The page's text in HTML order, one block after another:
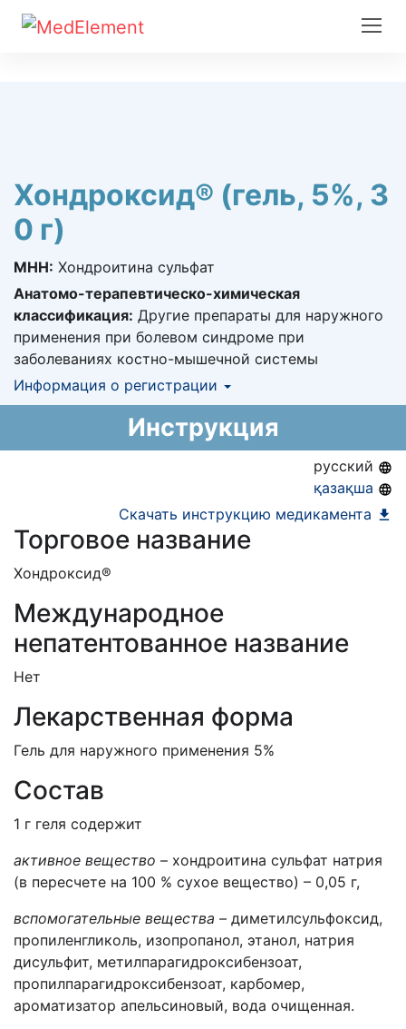
Хондроксид® (гель, 5%, 3
0 г)
МНН: Хондроитина сульфат
Анатомо-терапевтическо-химическая
классификация: Другие препараты для наружного
применения при болевом синдроме при
заболеваниях костно-мышечной системы
Информация о регистрации
Информация о регистрации в РК:06.12.2023 -
Инструкция
русский
қазақша
Скачать инструкцию медикамента
Торговое название
Хондроксид®
Международное
непатентованное название
Нет
Лекарственная форма
Гель для наружного применения 5%
Состав
1 г геля содержит
активное вещество – хондроитина сульфат натрия
(в пересчете на 100 % сухое вещество) – 0,05 г,
вспомогательные вещества – диметилсульфоксид,
пропиленгликоль, изопропанол, этанол, натрия
дисульфит, метилпарагидроксибензоат,
пропилпарагидроксибензоат, карбомер,
ароматизатор апельсиновый, вода очищенная.